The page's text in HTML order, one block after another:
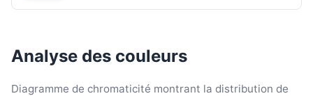
Analyse des couleurs
Diagramme de chromaticité montrant la distribution de